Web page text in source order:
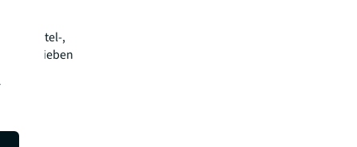
, Hotel-,
Angetrieben